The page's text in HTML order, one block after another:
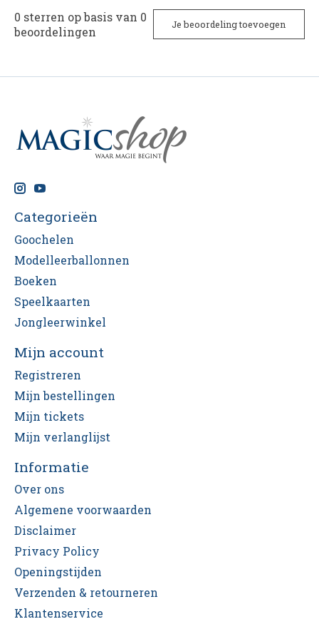
0 sterren op basis van 0
beoordelingen
Je beoordeling toevoegen
Categorieën
Goochelen
Modelleerballonnen
Boeken
Speelkaarten
Jongleerwinkel
Mijn account
Registreren
Mijn bestellingen
Mijn tickets
Mijn verlanglijst
Informatie
Over ons
Algemene voorwaarden
Disclaimer
Privacy Policy
Openingstijden
Verzenden & retourneren
Klantenservice